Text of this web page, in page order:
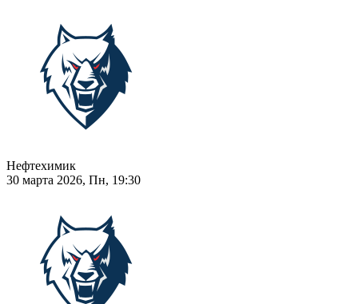
Нефтехимик
30 марта 2026, Пн, 19:30